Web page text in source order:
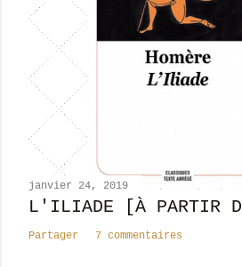
r
c
m
n
t
i
janvier 24, 2019
L'ILIADE [À PARTIR
Partager 7 commentaires